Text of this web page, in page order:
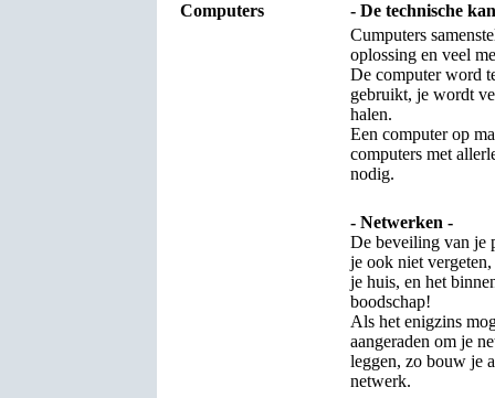
Computers
- De technische
Cumputers
oplossing en veel
De computer word
gebruikt, je wordt
halen.
Een computer op
computers met
nodig.
- Netwerken -
De beveiling van je
je ook niet
je huis, en het
boodschap!
Als het enigzins
aangeraden om je
leggen, zo bouw je
netwerk.